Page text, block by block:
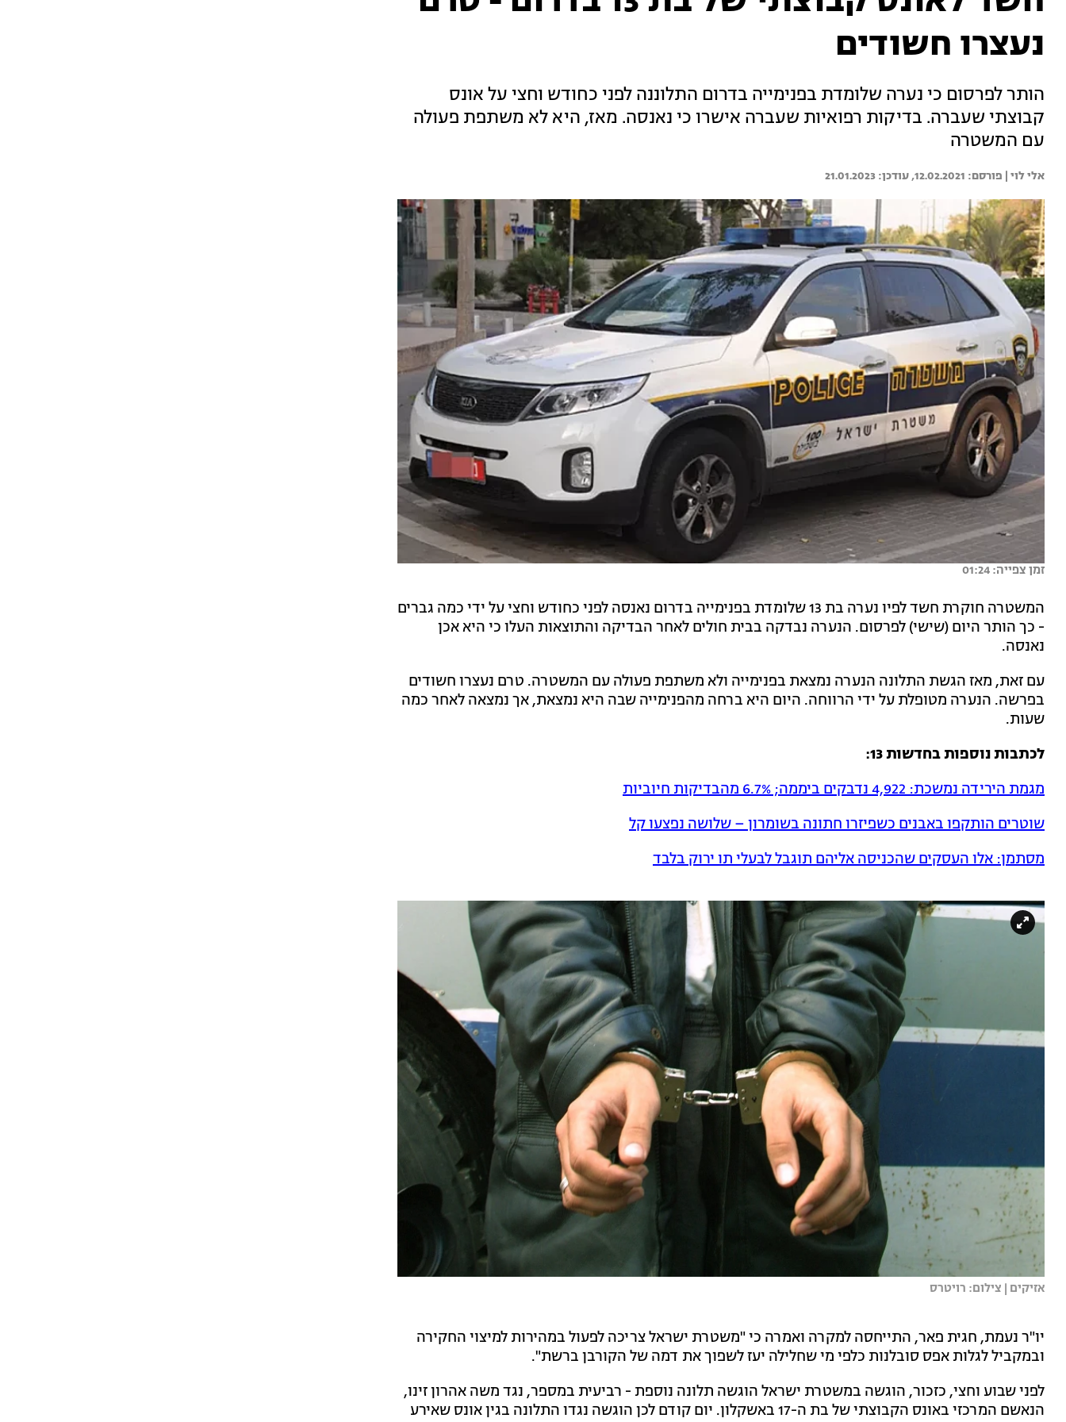
נעצרו חשודים
הותר לפרסום כי נערה שלומדת בפנימייה בדרום התלוננה לפני כחודש וחצי על אונס
קבוצתי שעברה. בדיקות רפואיות שעברה אישרו כי נאנסה. מאז, היא לא משתפת פעולה
עם המשטרה
אלי לוי | 12.02.2021
21.01.2023
זמן צפייה: 01:24
המשטרה חוקרת חשד לפיו נערה בת 13 שלומדת בפנימייה בדרום נאנסה לפני כחודש וחצי על ידי כמה גברים
- כך הותר היום (שישי) לפרסום. הנערה נבדקה בבית חולים לאחר הבדיקה והתוצאות העלו כי היא אכן
נאנסה.
עם זאת, מאז הגשת התלונה הנערה נמצאת בפנימייה ולא משתפת פעולה עם המשטרה. טרם נעצרו חשודים
בפרשה. הנערה מטופלת על ידי הרווחה. היום היא ברחה מהפנימייה שבה היא נמצאת, אך נמצאה לאחר כמה
שעות.
לכתבות נוספות בחדשות 13:
מגמת הירידה נמשכת: 4,922 נדבקים ביממה; 6.7% מהבדיקות חיוביות
שוטרים הותקפו באבנים כשפיזרו חתונה בשומרון – שלושה נפצעו קל
מסתמן: אלו העסקים שהכניסה אליהם תוגבל לבעלי תו ירוק בלבד
אזיקים | צילום: רויטרס
יו"ר נעמת, חגית פאר, התייחסה למקרה ואמרה כי "משטרת ישראל צריכה לפעול במהירות למיצוי החקירה
ובמקביל לגלות אפס סובלנות כלפי מי שחלילה יעז לשפוך את דמה של הקורבן ברשת".
לפני שבוע וחצי, כזכור, הוגשה במשטרת ישראל הוגשה תלונה נוספת - רביעית במספר, נגד משה אהרון זינו,
הנאשם המרכזי באונס הקבוצתי של בת ה-17 באשקלון. יום קודם לכן הוגשה נגדו התלונה בגין אונס שאירע